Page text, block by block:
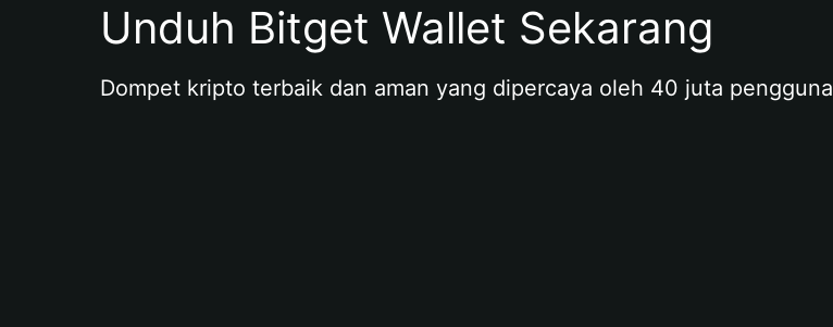
Unduh Bitget Wallet Sekarang
Dompet kripto terbaik dan aman yang dipercaya oleh 40 juta pengguna